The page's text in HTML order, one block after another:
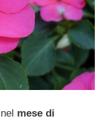
mese di